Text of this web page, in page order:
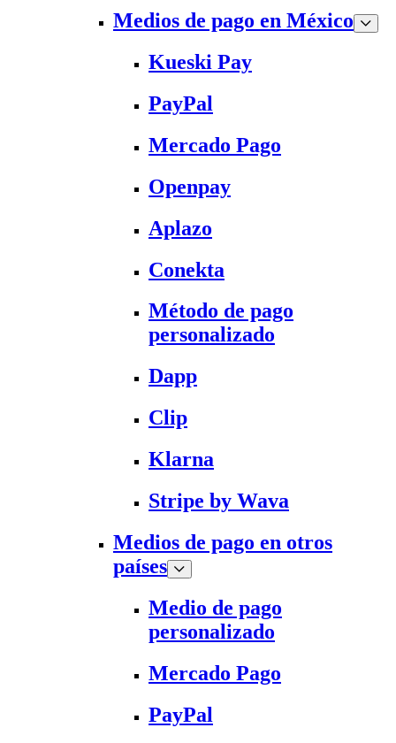
Medios de pago en México
Kueski Pay
PayPal
Mercado Pago
Openpay
Aplazo
Conekta
Método de pago
personalizado
Dapp
Clip
Klarna
Stripe by Wava
Medios de pago en otros
países
Medio de pago
personalizado
Mercado Pago
PayPal